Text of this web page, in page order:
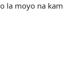
la moyo na